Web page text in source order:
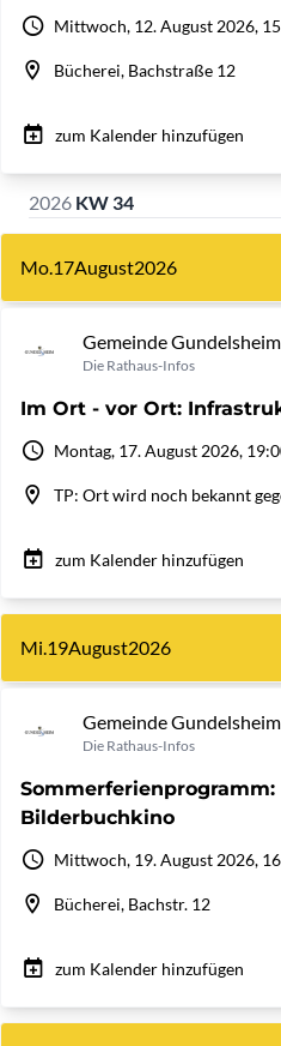
Mittwoch, 12. August 2026,
Bücherei, Bachstraße 12
zum Kalender hinzufügen
2026 KW 34
Mo.17August2026
Gemeinde Gundelsheim
Die Rathaus-Infos
Im Ort - vor Ort:
Montag, 17. August 2026,
TP: Ort wird noch bekannt
zum Kalender hinzufügen
Mi.19August2026
Gemeinde Gundelsheim
Die Rathaus-Infos
Sommerferienprogramm:
Bilderbuchkino
Mittwoch, 19. August 2026,
Bücherei, Bachstr. 12
zum Kalender hinzufügen